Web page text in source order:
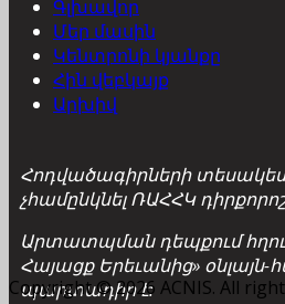
Գլխավոր
Մեր մասին
Կենտրոնի կյանքը
Հին վեբկայք
Արխիվ
Հոդվածագիրների
չհամընկնել ՌԱՀՀԿ
Արտատպման դեպքում հղումը
Հայացք Երեւանից» օնլայն-
պարտադիր է:
Copyright © 2026 ACNIS. All